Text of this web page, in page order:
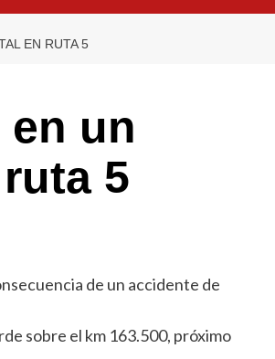
EN RUTA 5
un
5
de un accidente de
sobre el km 163.500, próximo